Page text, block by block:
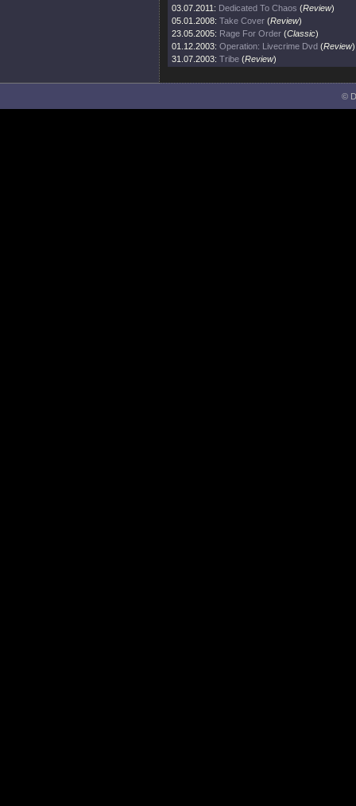
03.07.2011: Dedicated To Chaos (Review)
05.01.2008: Take Cover (Review)
23.05.2005: Rage For Order (Classic)
01.12.2003: Operation: Livecrime Dvd (Review)
31.07.2003: Tribe (Review)
©